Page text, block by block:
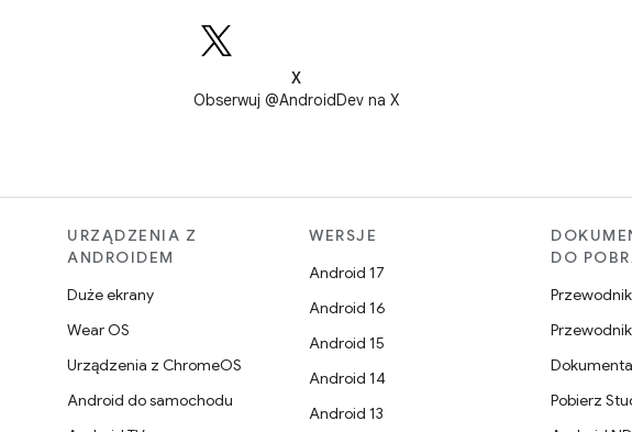
X
Obserwuj @AndroidDev na X
URZĄDZENIA Z
ANDROIDEM
Duże ekrany
Wear OS
Urządzenia z ChromeOS
Android do samochodu
WERSJE
Android 17
Android 16
Android 15
Android 14
Android 13
DO
Pobierz